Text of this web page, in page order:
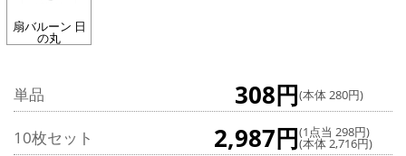
扇バルーン 日
の丸
単品 308円(本体 280円)
10枚セット 2,987円(1点当 298円)
(本体 2,716円)